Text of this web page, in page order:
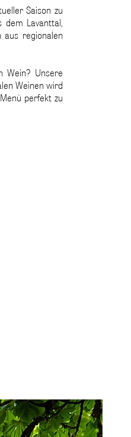
Saison zu
Lavanttal,
aus regionalen
Wein? Unsere
Weinen wird
perfekt zu